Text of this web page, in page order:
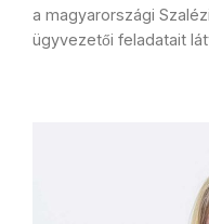
a magyarországi
ügyvezetői feladatait